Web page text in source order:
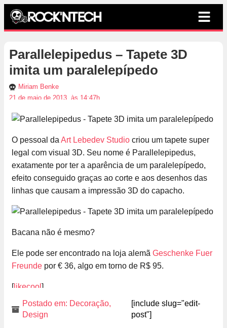
Parallelepipedus – Tapete 3D
imita um paralelepípedo
Miriam Benke
21 de maio de 2013, às 14:47h
O pessoal da Art Lebedev Studio criou um tapete super
legal com visual 3D. Seu nome é Parallelepipedus,
exatamente por ter a aparência de um paralelepípedo,
efeito conseguido graças ao corte e aos desenhos das
linhas que causam a impressão 3D do capacho.
Bacana não é mesmo?
Ele pode ser encontrado na loja alemã Geschenke Fuer
Freunde por € 36, algo em torno de R$ 95.
[likecool]
Postado em: Decoração,
Design
[include slug="edit-
post"]